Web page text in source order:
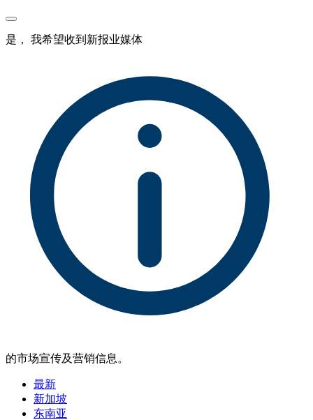
是， 我希望收到新报业媒体
的市场宣传及营销信息。
最新
新加坡
东南亚